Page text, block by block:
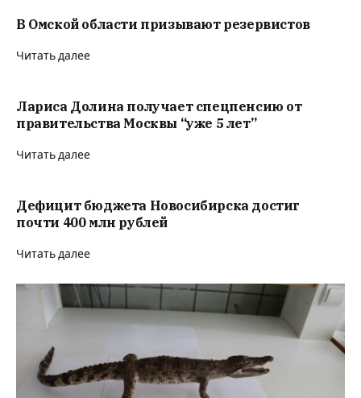
В Омской области призывают резервистов
Читать далее
Лариса Долина получает спецпенсию от
правительства Москвы “уже 5 лет”
Читать далее
Дефицит бюджета Новосибирска достиг
почти 400 млн рублей
Читать далее